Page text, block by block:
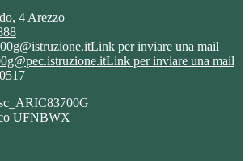
4 Arezzo
Link per inviare una mail
Link per inviare una mail
UFNBWX